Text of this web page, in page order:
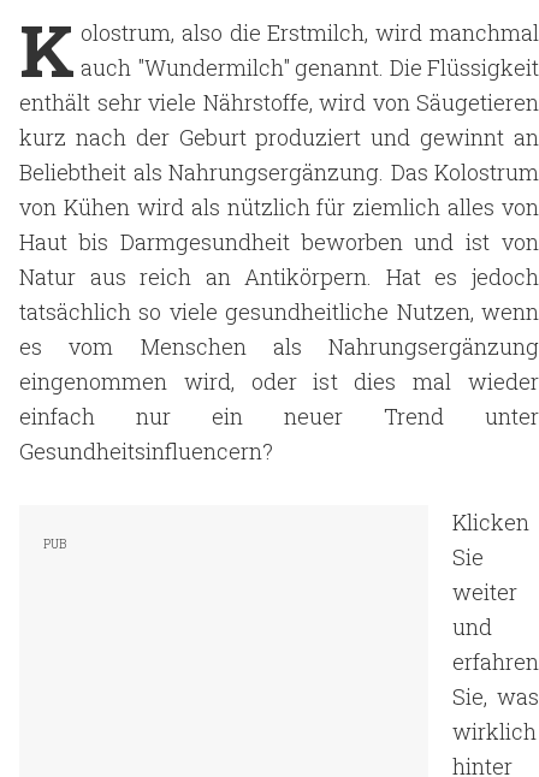
K olostrum, also die Erstmilch, wird manchmal
auch "Wundermilch" genannt. Die Flüssigkeit
enthält sehr viele Nährstoffe, wird von Säugetieren
kurz nach der Geburt produziert und gewinnt an
Beliebtheit als Nahrungsergänzung. Das Kolostrum
von Kühen wird als nützlich für ziemlich alles von
Haut bis Darmgesundheit beworben und ist von
Natur aus reich an Antikörpern. Hat es jedoch
tatsächlich so viele gesundheitliche Nutzen, wenn
es vom Menschen als Nahrungsergänzung
eingenommen wird, oder ist dies mal wieder
einfach nur ein neuer Trend unter
Gesundheitsinfluencern?
Klicken
Sie
weiter
und
erfahren
Sie, was
wirklich
hinter